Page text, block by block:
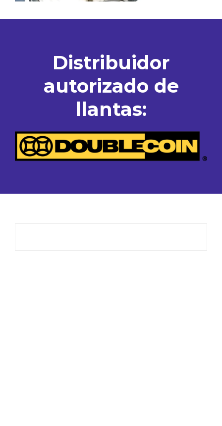
Distribuidor
autorizado de
llantas: